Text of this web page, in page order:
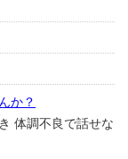
か？
体調不良で話せな